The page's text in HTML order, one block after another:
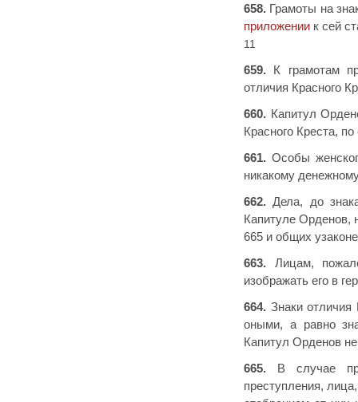
658. Грамоты на
приложении к сей
11
659. К грамотам
отличия Красного
660. Капитул
Красного Креста,
661. Особы
никакому
662. Дела, до
Капитуле Орденов,
665 и общих
663. Лицам,
изображать его в
664. Знаки
оными, а равно
Капитул Орденов
665. В случае
преступления,